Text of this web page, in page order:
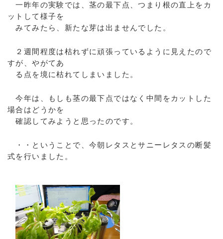
一昨年の実験では、茎の最下点、つまり根の直上をカ
ットして様子を
みてみたら、新たな芽は出ませんでした。
２週間程度は枯れずに頑張っているように見えたので
すが、やがてあ
る点を境に枯れてしまいました。
今年は、もしも茎の最下点ではなく中間をカットした
場合はどうかを
確認してみようと思ったのです。
・・ということで、今朝レタスとサニーレタスの断髪
式を行いました。